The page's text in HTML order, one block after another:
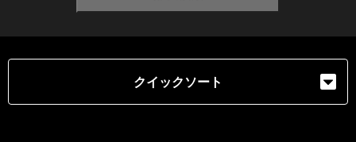
クイックソート